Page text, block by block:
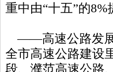
重中由“十五”的8%
——高速公路发展
全市高速公路建设
段、濮范高速公路